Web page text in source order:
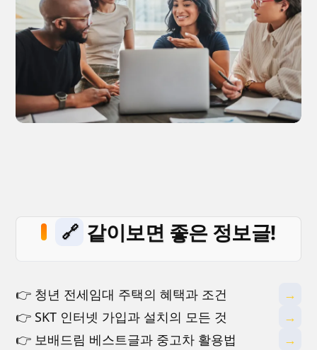
🔗 같이보면 좋은 정보글!
👉 청년 전세임대 주택의 혜택과 조건
→
👉 SKT 인터넷 가입과 설치의 모든 것
→
👉 보배드림 베스트글과 중고차 활용법
→